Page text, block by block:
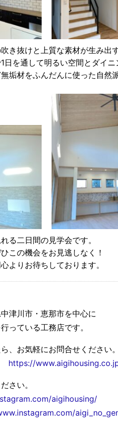
き抜けと上質な素材が生み出
日を通して明るい空間とダイ
垢材をふんだんに使った自然
る二日間の見学会です。
この機会をお見逃しなく！
よりお待ちしております。
津川市・恵那市を中心に
っている工務店です。
、お気軽にお問合せください。
https://
さい。
aigihousing/